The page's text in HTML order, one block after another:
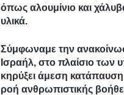
όπως αλουμίνιο και
υλικά.
Σύμφωναμε την
Ισραήλ, στο πλαίσιο των
κηρύξει άμεση κατάπαυση
ροή ανθρωπιστικής